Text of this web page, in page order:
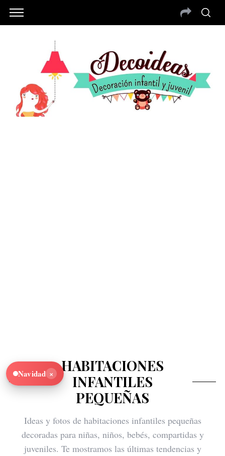
HABITACIONES
INFANTILES
PEQUEÑAS
Ideas y fotos de habitaciones infantiles pequeñas
decoradas para niñas, niños, bebés, compartidas y
juveniles. Te mostramos las últimas tendencias y
Navidad ×